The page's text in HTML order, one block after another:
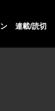
連載/読切